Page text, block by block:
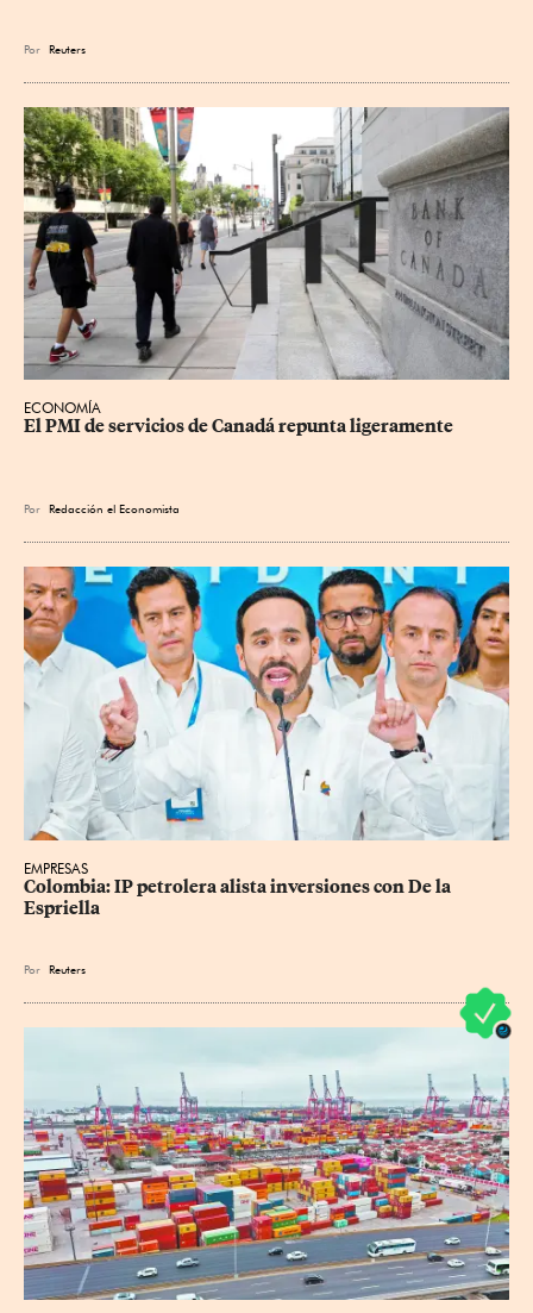
Por Reuters
ECONOMÍA
El PMI de servicios de Canadá repunta ligeramente
Por Redacción el Economista
EMPRESAS
Colombia: IP petrolera alista inversiones con De la
Espriella
Por Reuters